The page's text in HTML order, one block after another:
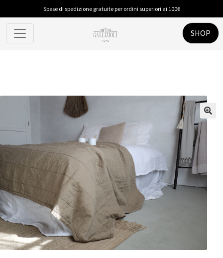
Spese di spedizione gratuite per ordini superiori ai 100€
SHOP